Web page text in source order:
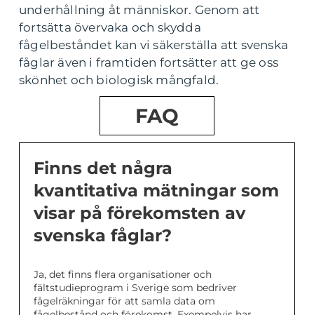
underhållning åt människor. Genom att
fortsätta övervaka och skydda
fågelbeståndet kan vi säkerställa att svenska
fåglar även i framtiden fortsätter att ge oss
skönhet och biologisk mångfald.
FAQ
Finns det några
kvantitativa mätningar som
visar på förekomsten av
svenska fåglar?
Ja, det finns flera organisationer och
fältstudieprogram i Sverige som bedriver
fågelräkningar för att samla data om